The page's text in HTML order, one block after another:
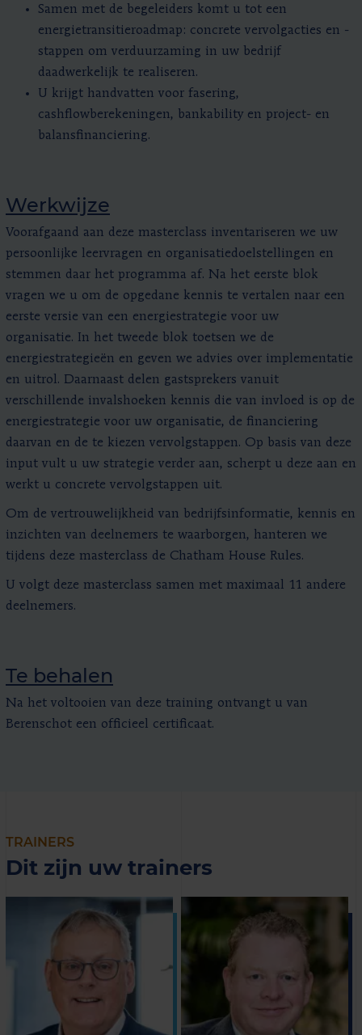
Samen met de begeleiders komt u tot een
energietransitieroadmap: concrete vervolgacties en -
stappen om verduurzaming in uw bedrijf
daadwerkelijk te realiseren.
U krijgt handvatten voor fasering,
cashflowberekeningen, bankability en project- en
balansfinanciering.
Werkwijze
Voorafgaand aan deze masterclass inventariseren we uw
persoonlijke leervragen en organisatiedoelstellingen en
stemmen daar het programma af. Na het eerste blok
vragen we u om de opgedane kennis te vertalen naar een
eerste versie van een energiestrategie voor uw
organisatie. In het tweede blok toetsen we de
energiestrategieën en geven we advies over implementatie
en uitrol. Daarnaast delen gastsprekers vanuit
verschillende invalshoeken kennis die van invloed is op de
energiestrategie voor uw organisatie, de financiering
daarvan en de te kiezen vervolgstappen. Op basis van deze
input vult u uw strategie verder aan, scherpt u deze aan en
werkt u concrete vervolgstappen uit.
Om de vertrouwelijkheid van bedrijfsinformatie, kennis en
inzichten van deelnemers te waarborgen, hanteren we
tijdens deze masterclass de Chatham House Rules.
U volgt deze masterclass samen met maximaal 11 andere
deelnemers.
Te behalen
Na het voltooien van deze training ontvangt u van
Berenschot een officieel certificaat.
TRAINERS
Dit zijn uw trainers